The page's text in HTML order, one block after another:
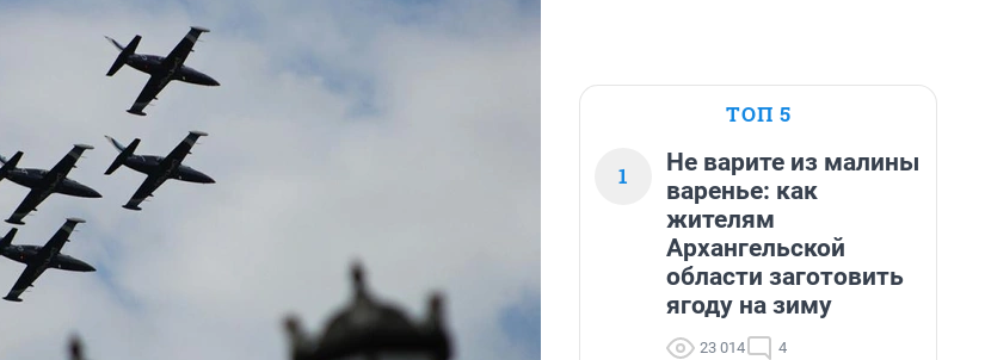
ТОП 5
1
Не варите из малины
варенье: как
жителям
Архангельской
области заготовить
ягоду на зиму
23 014 4